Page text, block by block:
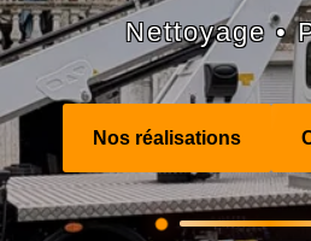
Nettoyage •
Nos réalisations